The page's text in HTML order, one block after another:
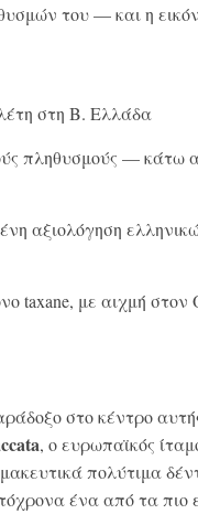
του — και η
στη Β. Ελλάδα
πληθυσμούς — κάτω
αξιολόγηση
taxane, με αιχμή
στο κέντρο
, ο ευρωπαϊκός
πολύτιμα
ένα από τα πιο